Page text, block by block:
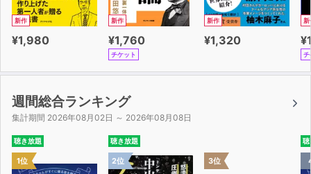
新作
¥1,980
新作
¥1,760
チケット
新作
¥1,320
新
チ
週間総合ランキング
集計期間 2026年08月02日 ～ 2026年08月08日
聴き放題
1位
聴き放題
2位 3位
聴